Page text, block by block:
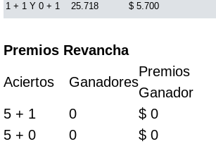
1 + 1 Y 0 + 1 25.718 $ 5.700
Premios Revancha
Aciertos Ganadores
Premios
Ganador
5 + 1 0 $ 0
5 + 0
0 $ 0